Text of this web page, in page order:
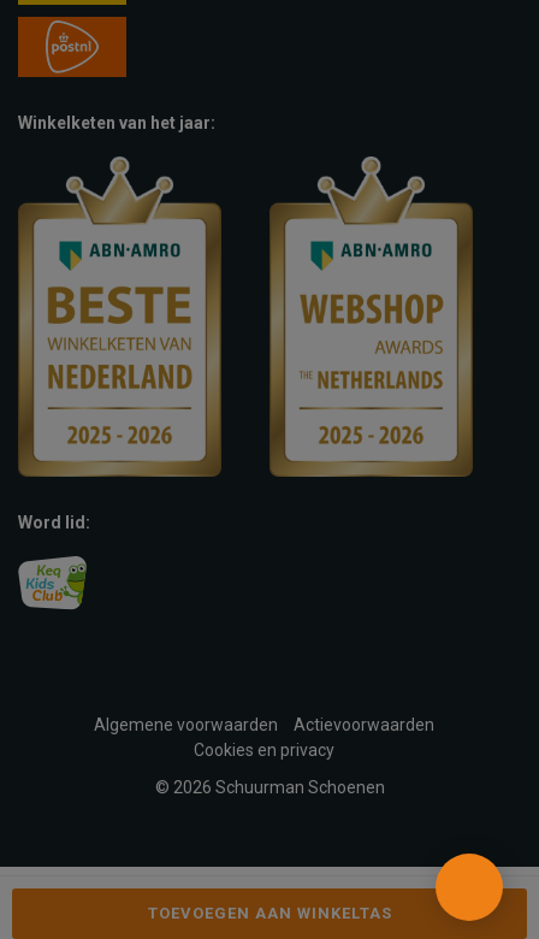
TOEVOEGEN AAN WINKELTAS
Winkelketen van het jaar:
Word lid:
Algemene voorwaarden
Actievoorwaarden
Cookies en privacy
© 2026 Schuurman Schoenen